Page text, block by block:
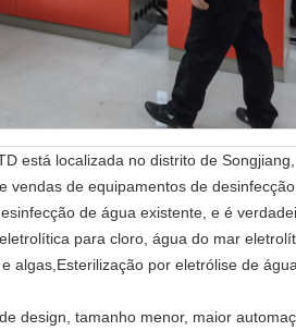
está localizada no distrito de
vendas de equipamentos de
de água existente, e é
para cloro, água do mar
algas,Esterilização por eletrólise de
design, tamanho menor, maior